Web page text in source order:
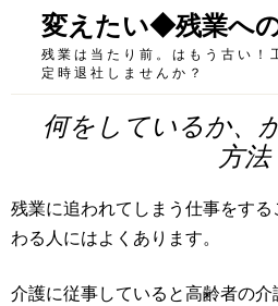
content
変えたい◆残業へ
残業は当たり前。はもう古い！
定時退社しませんか？
何をしているか、
方法
残業に追われてしまう仕事をす
わる人にはよくあります。
介護に従事していると高齢者の